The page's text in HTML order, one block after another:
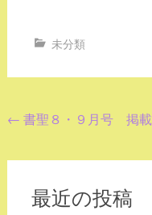
未分類
投
← 書聖８・９月号 掲載
最近の投稿